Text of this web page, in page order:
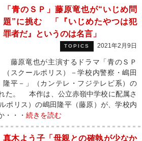
「青のＳＰ」藤原竜也が“いじめ問
題”に挑む 「『いじめたやつは犯
罪者だ』というのは名言」
TOPICS 2021年2月9日
藤原竜也が主演するドラマ「青のＳＰ
（スクールポリス）－学校内警察・嶋田
隆平－」（カンテレ・フジテレビ系）の
た。 本作は、公立赤嶺中学校に配属さ
ポリス）の嶋田隆平（藤原）が、学校内
・・・ 続きを読む
真木よう子「母親との確執が少なか